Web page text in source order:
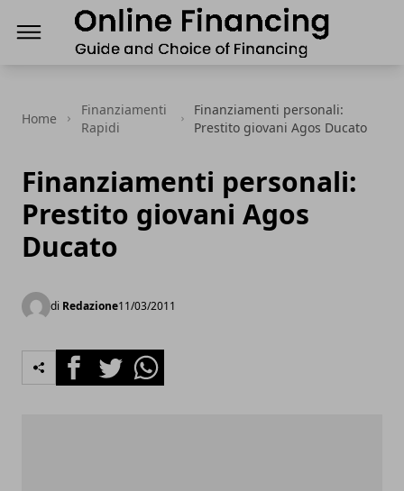
Home
Finanziamenti
Rapidi
Finanziamenti personali:
Prestito giovani Agos Ducato
Finanziamenti personali:
Prestito giovani Agos
Ducato
di Redazione11/03/2011
FacebookTwitterWhatsapp